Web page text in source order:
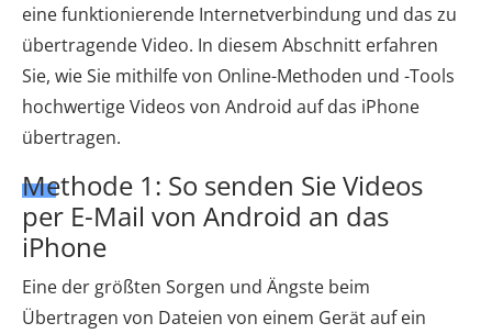
eine funktionierende Internetverbindung und das zu
übertragende Video. In diesem Abschnitt erfahren
Sie, wie Sie mithilfe von Online-Methoden und -Tools
hochwertige Videos von Android auf das iPhone
übertragen.
Methode 1: So senden Sie Videos
per E-Mail von Android an das
iPhone
Eine der größten Sorgen und Ängste beim
Übertragen von Dateien von einem Gerät auf ein